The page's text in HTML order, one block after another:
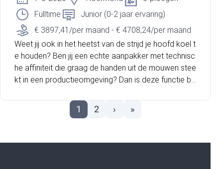
van maandag tot en met vrijdag en betreft een struc
turele aanstelling voor gemiddeld 20 uur per week. J
e werkt in een schone, rustige en prettige werkomge
ving waar oog voor detail en kwaliteit belangrijk zijn.
Fulltime
Junior (0-2 jaar ervaring)
€ 3897,41/per maand - € 4708,24/per maand
Weet jij ook in het heetst van de strijd je hoofd koel t
e houden? Ben jij een echte aanpakker met technisc
he affiniteit die graag de handen uit de mouwen stee
kt in een productieomgeving? Dan is deze functie bij
jaar dé wereldwijde koploper in steenwoloplossinge
n. Met 12.000 collega’s wereldwijd, waarvan 1.200 in
1 2 › »